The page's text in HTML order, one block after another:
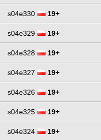
s04e330 19+
s04e329 19+
s04e328 19+
s04e327 19+
s04e326 19+
s04e325 19+
s04e324 19+